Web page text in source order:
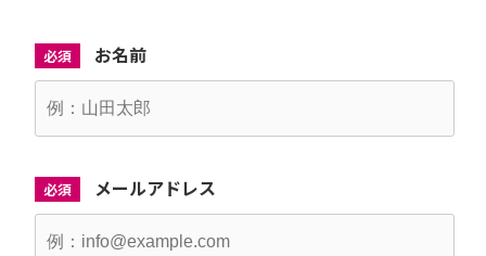
必須 お名前
必須 メールアドレス